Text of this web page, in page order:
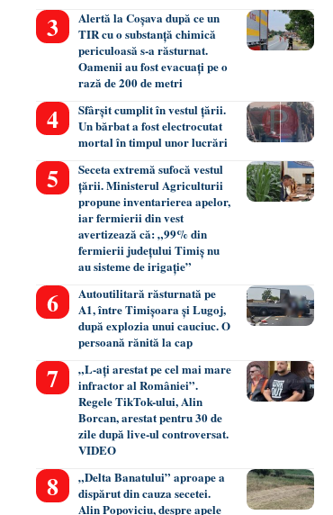
Alertă la Coșava după ce un
TIR cu o substanță chimică
periculoasă s-a răsturnat.
Oamenii au fost evacuați pe o
rază de 200 de metri
Sfârșit cumplit în vestul țării.
Un bărbat a fost electrocutat
mortal în timpul unor lucrări
Seceta extremă sufocă vestul
țării. Ministerul Agriculturii
propune inventarierea apelor,
iar fermierii din vest
avertizează că: „99% din
fermierii județului Timiș nu
au sisteme de irigație”
Autoutilitară răsturnată pe
A1, între Timișoara și Lugoj,
după explozia unui cauciuc. O
persoană rănită la cap
„L-ați arestat pe cel mai mare
infractor al României”.
Regele TikTok-ului, Alin
Borcan, arestat pentru 30 de
zile după live-ul controversat.
VIDEO
„Delta Banatului” aproape a
dispărut din cauza secetei.
Alin Popoviciu, despre apele